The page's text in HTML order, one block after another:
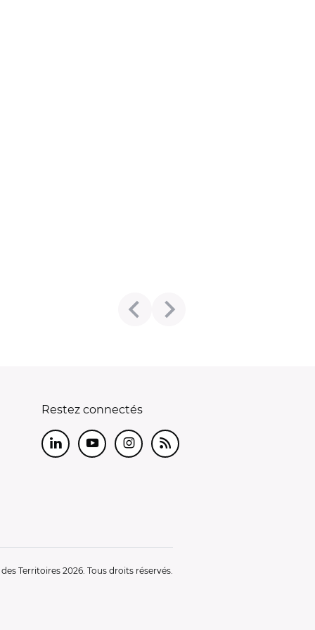
Restez connectés
LinkedInYoutubeInstagram
RSS
Territoires 2026. Tous droits réservés.